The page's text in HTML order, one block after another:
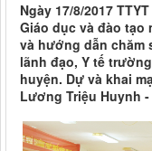
Ngày 17/8/2017
Giáo dục và đào tạo
và hướng dẫn chăm
lãnh đạo, Y tế
huyện. Dự và khai
Lương Triệu Huynh